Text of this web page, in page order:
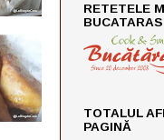
RETETELE
BUCATARAS
TOTALUL
PAGINĂ